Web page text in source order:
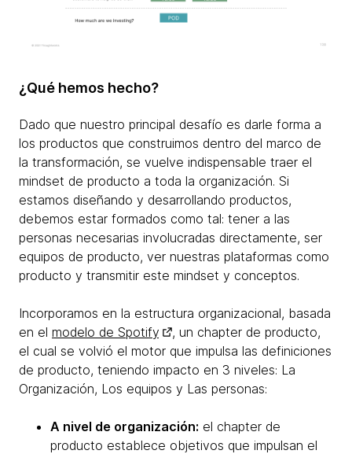
¿Qué hemos hecho?
Dado que nuestro principal desafío es darle forma a
los productos que construimos dentro del marco de
la transformación, se vuelve indispensable traer el
mindset de producto a toda la organización. Si
estamos diseñando y desarrollando productos,
debemos estar formados como tal: tener a las
personas necesarias involucradas directamente, ser
equipos de producto, ver nuestras plataformas como
producto y transmitir este mindset y conceptos.
Incorporamos en la estructura organizacional, basada
en el modelo de Spotify
, un chapter de producto,
el cual se volvió el motor que impulsa las definiciones
de producto, teniendo impacto en 3 niveles: La
Organización, Los equipos y Las personas:
A nivel de organización: el chapter de
producto establece objetivos que impulsan el